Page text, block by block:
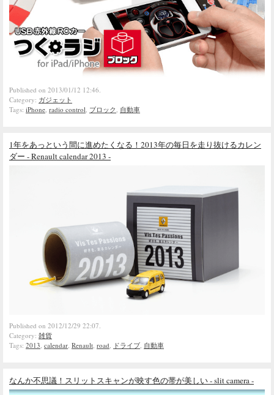
Published on 2013/01/12 12:46.
Category: ガジェット
Tags: iPhone radio control ブロック 自動車
1年をあっという間に進めたくなる！2013年の毎日を走り抜けるカレン
ダー - Renault calendar 2013 -
Published on 2012/12/29 22:07.
Category: 雑貨
Tags: 2013 calendar Renault road ドライブ 自動車
なんか不思議！スリットスキャンが映す色の帯が美しい - slit camera -